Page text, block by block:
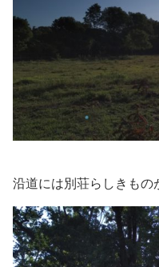
沿道には別荘らしきもの